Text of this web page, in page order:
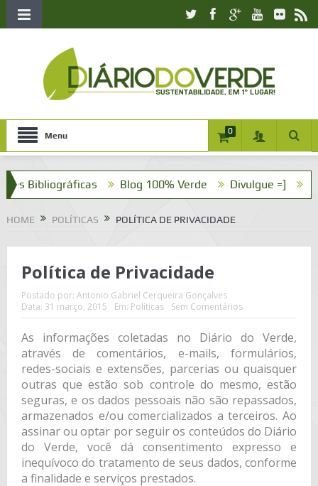
Menu 0
Bibliográficas Blog 100% Verde Divulgue =]
HOME POLÍTICAS POLÍTICA DE PRIVACIDADE
Política de Privacidade
Postado por: Antonio Gabriel Cerqueira Gonçalves
Data: 31 março, 2015 Em: Políticas Sem Comentários
As informações coletadas no Diário do Verde,
através de comentários, e-mails, formulários,
redes-sociais e extensões, parcerias ou quaisquer
outras que estão sob controle do mesmo, estão
seguras, e os dados pessoais não são repassados,
armazenados e/ou comercializados a terceiros. Ao
assinar ou optar por seguir os conteúdos do Diário
do Verde, você dá consentimento expresso e
inequívoco do tratamento de seus dados, conforme
a finalidade e serviços prestados.